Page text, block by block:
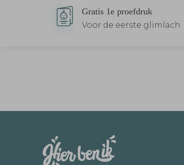
Gratis 1e proefdruk
Voor de eerste glimlach